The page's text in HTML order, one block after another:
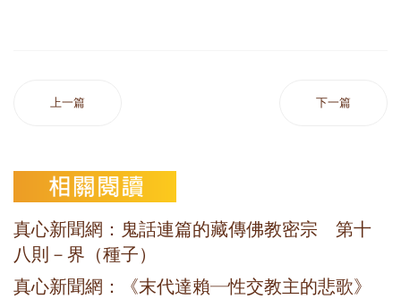
上一篇 下一篇
真心新聞網：鬼話連篇的藏傳佛教密宗 第十
八則－界（種子）
真心新聞網：《末代達賴─性交教主的悲歌》